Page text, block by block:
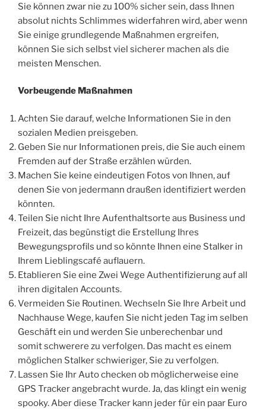
Sie können zwar nie zu 100% sicher sein, dass Ihnen
absolut nichts Schlimmes widerfahren wird, aber wenn
Sie einige grundlegende Maßnahmen ergreifen,
können Sie sich selbst viel sicherer machen als die
meisten Menschen.
Vorbeugende Maßnahmen
Achten Sie darauf, welche Informationen Sie in den
sozialen Medien preisgeben.
Geben Sie nur Informationen preis, die Sie auch einem
Fremden auf der Straße erzählen würden.
Machen Sie keine eindeutigen Fotos von Ihnen, auf
denen Sie von jedermann draußen identifiziert werden
könnten.
Teilen Sie nicht Ihre Aufenthaltsorte aus Business und
Freizeit, das begünstigt die Erstellung Ihres
Bewegungsprofils und so könnte Ihnen eine Stalker in
Ihrem Lieblingscafé auflauern.
Etablieren Sie eine Zwei Wege Authentifizierung auf all
ihren digitalen Accounts.
Vermeiden Sie Routinen. Wechseln Sie Ihre Arbeit und
Nachhause Wege, kaufen Sie nicht jeden Tag im selben
Geschäft ein und werden Sie unberechenbar und
somit schwerere zu verfolgen. Das macht es einem
möglichen Stalker schwieriger, Sie zu verfolgen.
Lassen Sie Ihr Auto checken ob möglicherweise eine
GPS Tracker angebracht wurde. Ja, das klingt ein wenig
spooky. Aber diese Tracker kann jeder für ein paar Euro